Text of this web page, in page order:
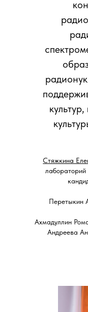
Стяжкина
лабораторий
Перетыкин
Ахмадуллин
Андреева